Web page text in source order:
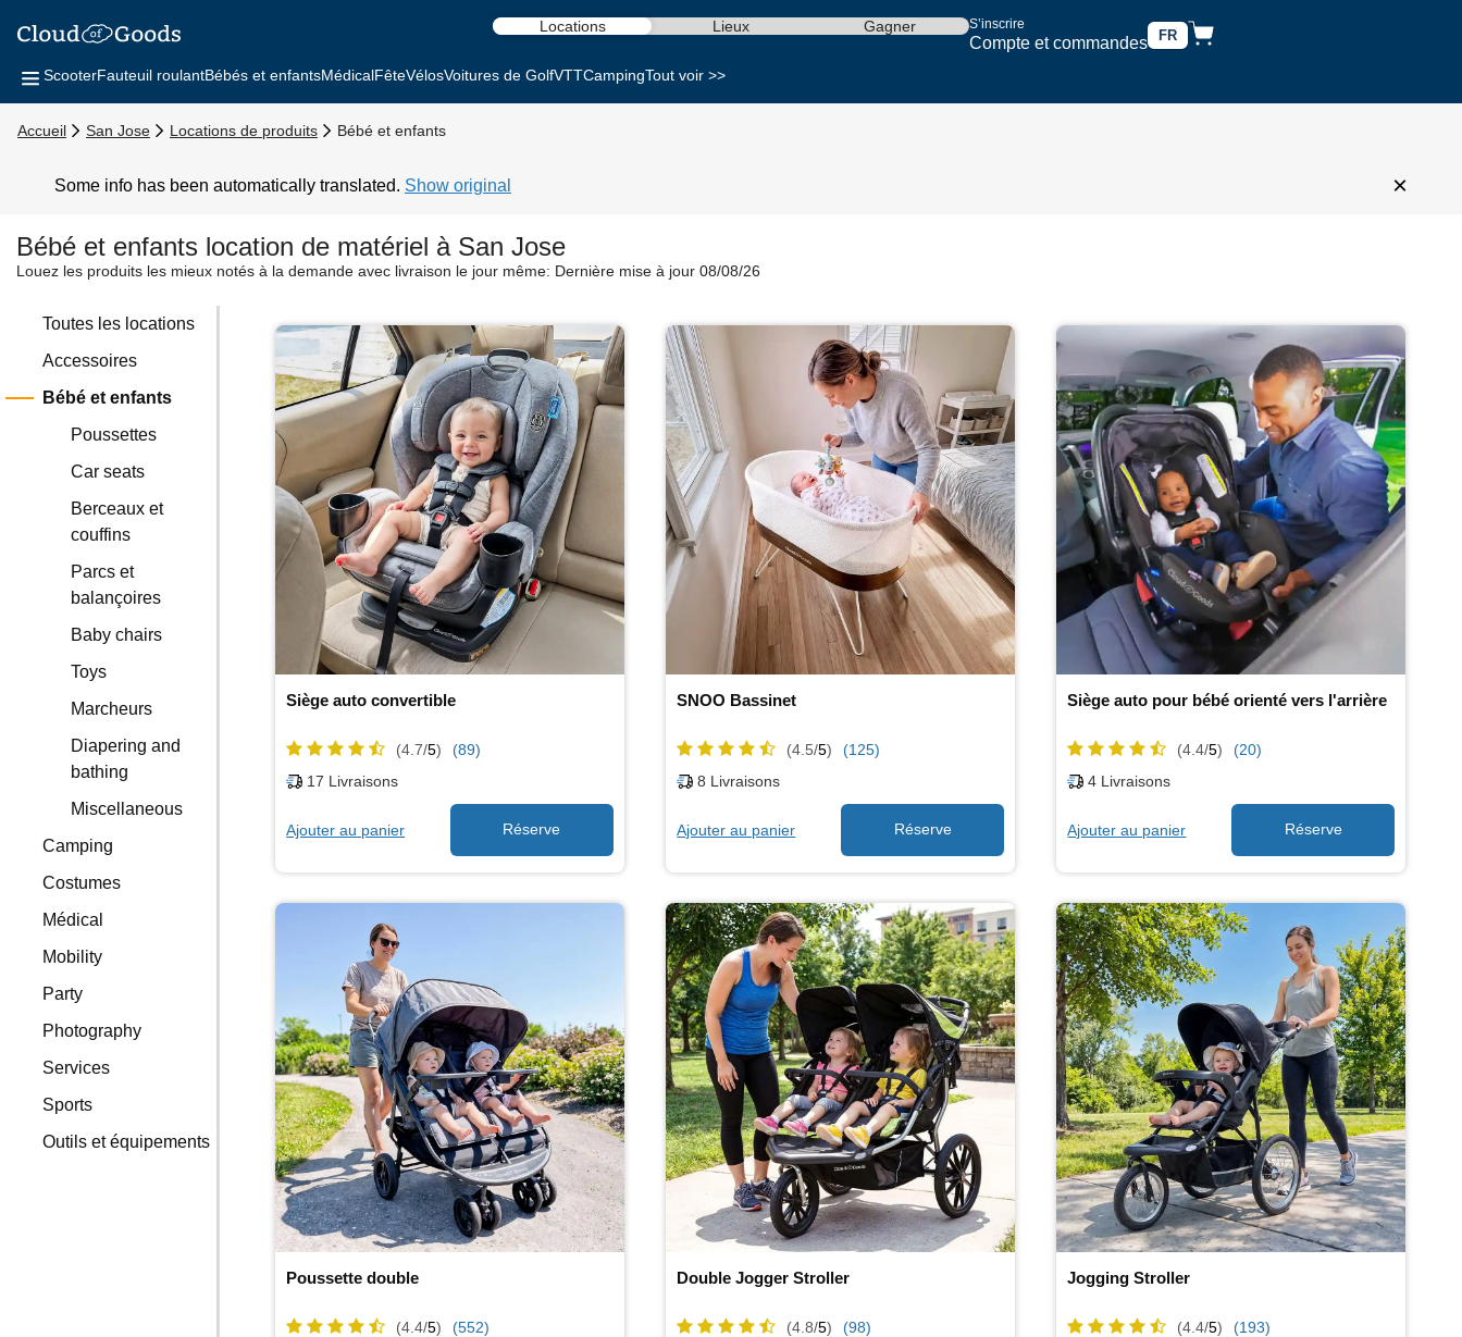
S’inscrire
Compte et commandes FR
Locations Lieux Gagner
ScooterFauteuil roulantBébés et enfantsMédicalFêteVélosVoitures de GolfVTTCampingTout voir >>
Accueil San Jose Locations de produits Bébé et enfants
Some info has been automatically translated. Show original ×
Bébé et enfants location de matériel à San Jose
Louez les produits les mieux notés à la demande avec livraison le jour même: Dernière mise à jour 08/08/26
Toutes les locations
Accessoires
Bébé et enfants
Poussettes
Car seats
Berceaux et
couffins
Parcs et
balançoires
Baby chairs
Toys
Marcheurs
Diapering and
bathing
Miscellaneous
Camping
Costumes
Médical
Mobility
Party
Photography
Services
Sports
Outils et équipements
Siège auto convertible
(4.7/5)
(89)
17 Livraisons
Ajouter au panier
SNOO Bassinet
(4.5/5)
(125)
8 Livraisons
Ajouter au panier
Siège auto pour bébé orienté vers l'arrière
(4.4/5)
(20)
4 Livraisons
Ajouter au panier
Poussette double
(4.4/5)
(552)
Double Jogger Stroller
(4.8/5)
(98)
Jogging Stroller
(4.4/5)
(193)